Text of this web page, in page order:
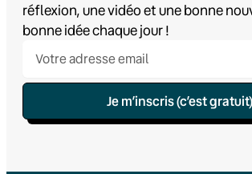
réflexion, une vidéo et une bonne
bonne idée chaque jour !
Je m’inscris (c’est gratuit)